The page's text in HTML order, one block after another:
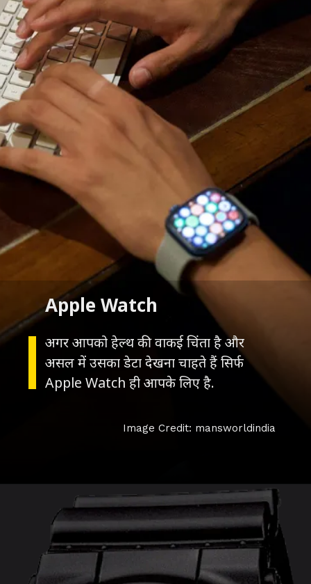
अगर आपको हेल्थ की वाकई चिंता है और
असल में उसका डेटा देखना चाहते हैं सिर्फ
Apple Watch ही आपके लिए है.
Apple Watch
Image Credit: mansworldindia